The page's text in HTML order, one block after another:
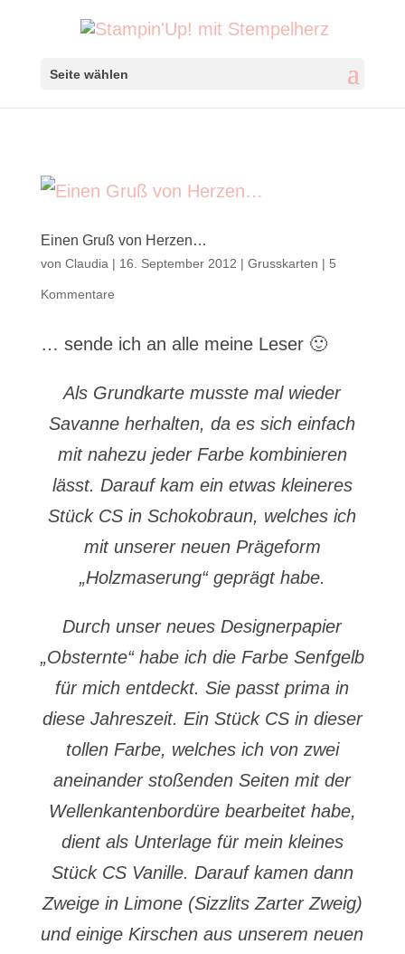
Seite wählen
Einen Gruß von Herzen…
von Claudia | 16. September 2012 | Grusskarten | 5
Kommentare
… sende ich an alle meine Leser 🙂
Als Grundkarte musste mal wieder
Savanne herhalten, da es sich einfach
mit nahezu jeder Farbe kombinieren
lässt. Darauf kam ein etwas kleineres
Stück CS in Schokobraun, welches ich
mit unserer neuen Prägeform
„Holzmaserung“ geprägt habe.
Durch unser neues Designerpapier
„Obsternte“ habe ich die Farbe Senfgelb
für mich entdeckt. Sie passt prima in
diese Jahreszeit. Ein Stück CS in dieser
tollen Farbe, welches ich von zwei
aneinander stoßenden Seiten mit der
Wellenkantenbordüre bearbeitet habe,
dient als Unterlage für mein kleines
Stück CS Vanille. Darauf kamen dann
Zweige in Limone (Sizzlits Zarter Zweig)
und einige Kirschen aus unserem neuen